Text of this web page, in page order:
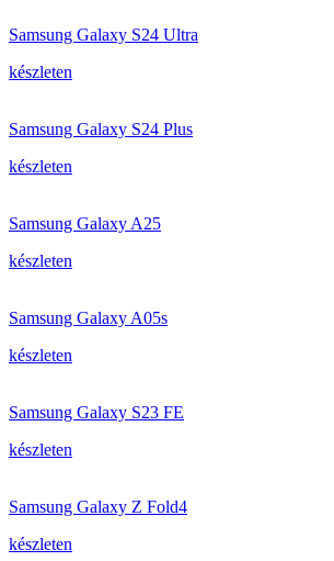
Samsung Galaxy S24 Ultra
készleten
Samsung Galaxy S24 Plus
készleten
Samsung Galaxy A25
készleten
Samsung Galaxy A05s
készleten
Samsung Galaxy S23 FE
készleten
Samsung Galaxy Z Fold4
készleten